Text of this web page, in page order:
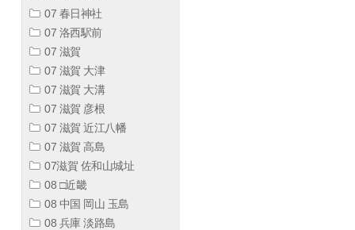
07 春日神社
07 洛西駅前
07 滋賀
07 滋賀 大津
07 滋賀 大溝
07 滋賀 彦根
07 滋賀 近江八幡
07 滋賀 高島
07滋賀 佐和山城址
08 □近畿
08 中国 岡山 玉島
08 兵庫 淡路島